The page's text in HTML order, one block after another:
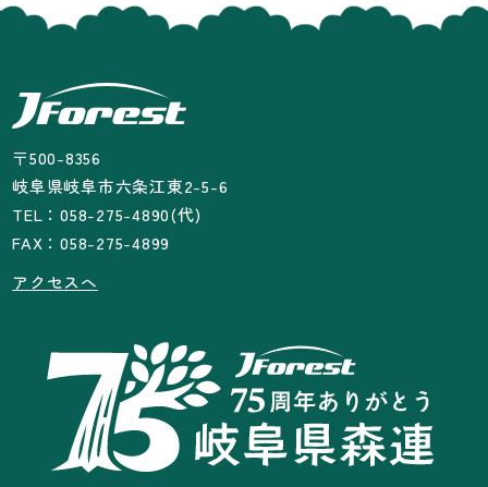
〒500-8356
岐阜県岐阜市六条江東2-5-6
TEL：058-275-4890(代)
FAX：058-275-4899
アクセスへ